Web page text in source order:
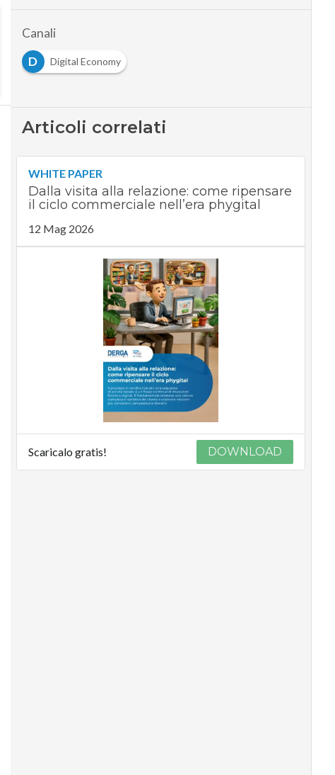
Canali
D
Digital Economy
Articoli correlati
WHITE PAPER
Dalla visita alla relazione: come ripensare
il ciclo commerciale nell’era phygital
12 Mag 2026
Scaricalo gratis! DOWNLOAD